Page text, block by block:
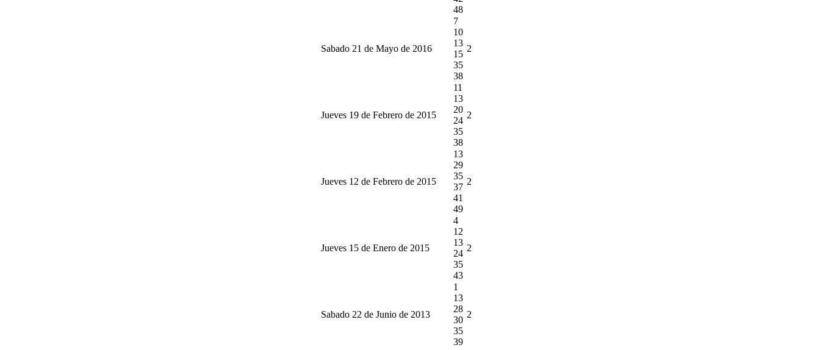
48
Sabado 21 de Mayo de 2016
7
10
13
15
35
38
2
Jueves 19 de Febrero de 2015
11
13
20
24
35
38
2
Jueves 12 de Febrero de 2015
13
29
35
37
41
49
2
Jueves 15 de Enero de 2015
4
12
13
24
35
43
2
Sabado 22 de Junio de 2013
1
13
28
30
35
39
2